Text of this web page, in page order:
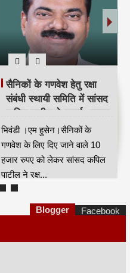
सैनिकों के गणवेश हेतु रक्षा
संबंधी स्थायी समिति में सांसद
कपिल पाटील ने उठाई आवाज
भिवंडी ।एम हुसेन।सैनिकों के
गणवेश के लिए दिए जाने वाले 10
हजार रुपए को लेकर सांसद कपिल
पाटील ने रक्ष...
Blogger Facebook